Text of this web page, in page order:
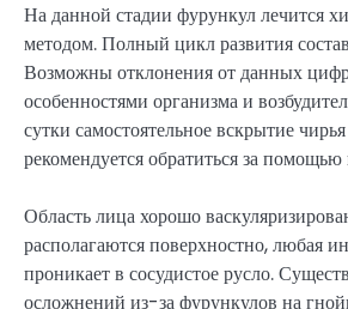
На данной стадии фурункул лечится
методом. Полный цикл развития
Возможны отклонения от данных
особенностями организма и
сутки самостоятельное вскрытие
рекомендуется обратиться за
Область лица хорошо
располагаются поверхностно, любая
проникает в сосудистое русло.
осложнений из-за фурункулов на